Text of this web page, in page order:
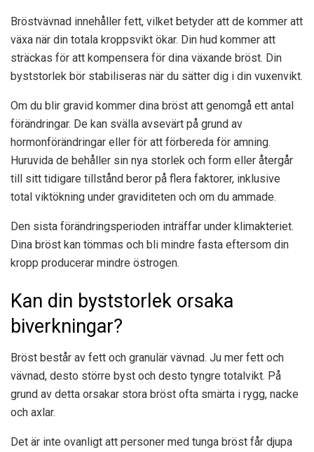
Bröstvävnad innehåller fett, vilket betyder att de kommer att
växa när din totala kroppsvikt ökar. Din hud kommer att
sträckas för att kompensera för dina växande bröst. Din
byststorlek bör stabiliseras när du sätter dig i din vuxenvikt.
Om du blir gravid kommer dina bröst att genomgå ett antal
förändringar. De kan svälla avsevärt på grund av
hormonförändringar eller för att förbereda för amning.
Huruvida de behåller sin nya storlek och form eller återgår
till sitt tidigare tillstånd beror på flera faktorer, inklusive
total viktökning under graviditeten och om du ammade.
Den sista förändringsperioden inträffar under klimakteriet.
Dina bröst kan tömmas och bli mindre fasta eftersom din
kropp producerar mindre östrogen.
Kan din byststorlek orsaka
biverkningar?
Bröst består av fett och granulär vävnad. Ju mer fett och
vävnad, desto större byst och desto tyngre totalvikt. På
grund av detta orsakar stora bröst ofta smärta i rygg, nacke
och axlar.
Det är inte ovanligt att personer med tunga bröst får djupa